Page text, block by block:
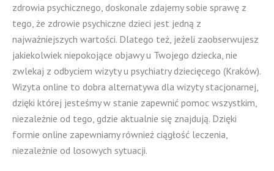
zdrowia psychicznego, doskonale zdajemy sobie sprawę z
tego, że zdrowie psychiczne dzieci jest jedną z
najważniejszych wartości. Dlatego też, jeżeli zaobserwujesz
jakiekolwiek niepokojące objawy u Twojego dziecka, nie
zwlekaj z odbyciem wizyty u psychiatry dziecięcego (Kraków).
Wizyta online to dobra alternatywa dla wizyty stacjonarnej,
dzięki której jesteśmy w stanie zapewnić pomoc wszystkim,
niezależnie od tego, gdzie aktualnie się znajdują. Dzięki
formie online zapewniamy również ciągłość leczenia,
niezależnie od losowych sytuacji.